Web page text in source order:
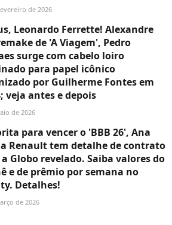
de 2026
Leonardo Ferrette! Alexandre
de 'A Viagem', Pedro
surge com cabelo loiro
para papel icônico
por Guilherme Fontes em
veja antes e depois
de 2026
para vencer o 'BBB 26', Ana
Renault tem detalhe de contrato
Globo revelado. Saiba valores do
e de prêmio por semana no
Detalhes!
de 2026